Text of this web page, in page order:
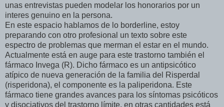
unas entrevistas pueden modelar los honorarios por un
interes genuino en la persona.
En este espacio hablamos de lo borderline, estoy
preparando con otro profesional un texto sobre este
espectro de problemas que merman el estar en el mundo.
Actualmente está en auge para este trastorno también el
fármaco Invega (R). Dicho fármaco es un antipsicótico
atípico de nueva generación de la familia del Risperdal
(risperidona), el componente es la paliperidona. Este
fármaco tiene grandes avances para los síntomas psicóticos
y disociativos del trastorno límite, en otras cantidades está